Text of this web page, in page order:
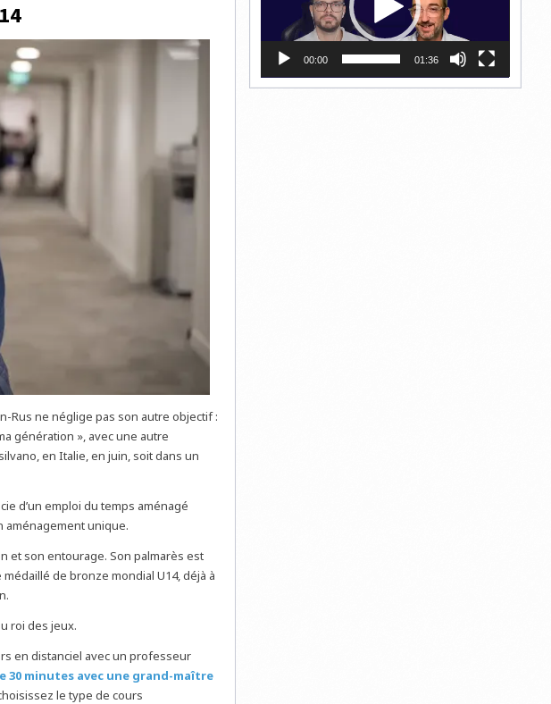
Rus ne néglige pas son autre objectif :
génération », avec une autre
en Italie, en juin, soit dans un
d’un emploi du temps aménagé
aménagement unique.
et son entourage. Son palmarès est
de bronze mondial U14, déjà à
roi des jeux.
en distanciel avec un professeur
minutes avec une grand-maître
le type de cours
00:00 01:36